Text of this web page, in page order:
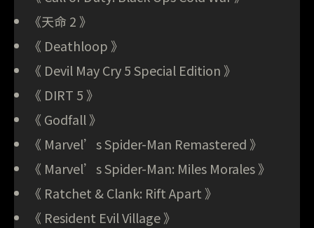
《天命 2 》
《 Deathloop 》
《 Devil May Cry 5 Special Edition 》
《 DIRT 5 》
《 Godfall 》
《 Marvel’s Spider-Man Remastered 》
《 Marvel’s Spider-Man: Miles Morales 》
《 Ratchet & Clank: Rift Apart 》
《 Resident Evil Village 》